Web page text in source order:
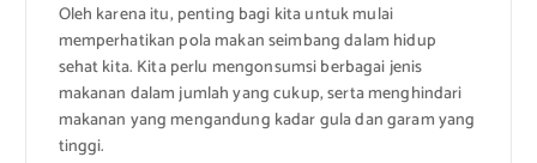
Oleh karena itu, penting bagi kita untuk mulai
memperhatikan pola makan seimbang dalam hidup
sehat kita. Kita perlu mengonsumsi berbagai jenis
makanan dalam jumlah yang cukup, serta menghindari
makanan yang mengandung kadar gula dan garam yang
tinggi.